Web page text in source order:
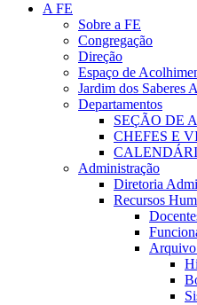
A FE
Sobre a FE
Congregação
Direção
Espaço de
Jardim dos Saberes
Departamentos
SEÇÃO DE
CHEFES E
Administração
Diretoria
Recursos